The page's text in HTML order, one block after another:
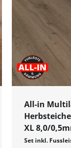
All-in
XL 8,0/
Set inkl.